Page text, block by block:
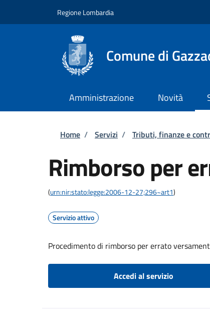
Regione Lombardia
Comune di
Amministrazione Novità
Briciole di pane
Home / Servizi / Tributi, finanze e
Rimborso per
(urn:nir:stato:legge:2006-12-27;296~art1)
Servizio attivo
Procedimento di rimborso per errato
Accedi al servizio